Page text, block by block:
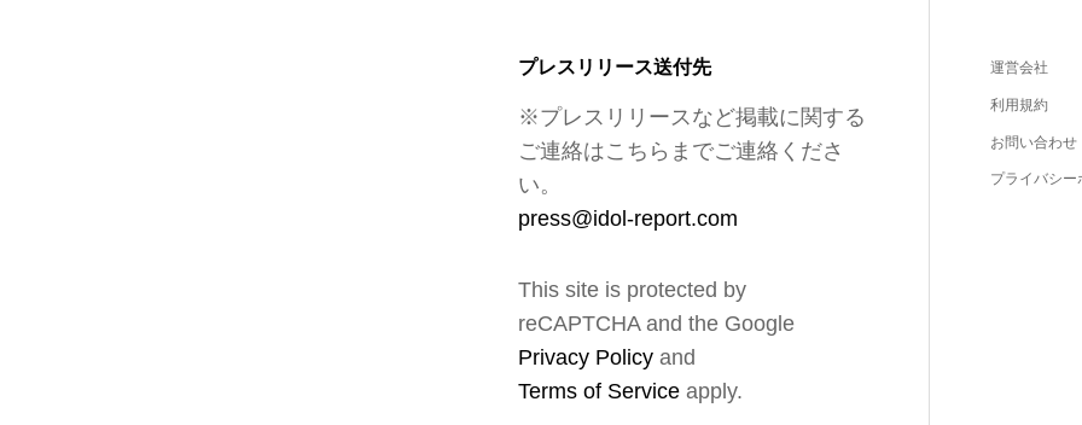
プレスリリース送付先
※プレスリリースなど掲載に関する
ご連絡はこちらまでご連絡くださ
い。
press@idol-report.com
This site is protected by
reCAPTCHA and the Google
Privacy Policyand
Terms of Serviceapply.
運営会社
利用規約
お問い合わせ
プライバシー